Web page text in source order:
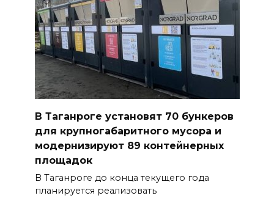
В Таганроге установят 70 бункеров
для крупногабаритного мусора и
модернизируют 89 контейнерных
площадок
В Таганроге до конца текущего года
планируется реализовать